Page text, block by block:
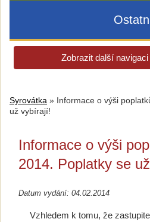
Zobrazit další navigaci
Syrovátka » Informace o výši
už vybírají!
Informace o výši
2014. Poplatky se
Datum vydání: 04.02.2014
Vzhledem k tomu, že